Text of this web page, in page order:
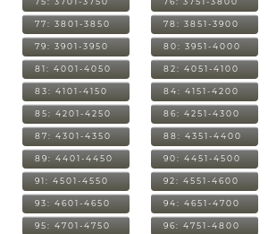
77: 3801-3850 78: 3851-3900
79: 3901-3950 80: 3951-4000
81: 4001-4050 82: 4051-4100
83: 4101-4150 84: 4151-4200
85: 4201-4250 86: 4251-4300
87: 4301-4350 88: 4351-4400
89: 4401-4450 90: 4451-4500
91: 4501-4550 92: 4551-4600
93: 4601-4650 94: 4651-4700
95: 4701-4750 96: 4751-4800